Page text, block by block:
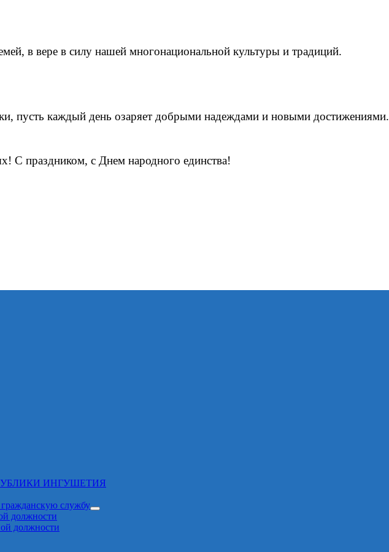
в вере в силу нашей многонациональной культуры и традиций.
пусть каждый день озаряет добрыми надеждами и новыми достижениями.
С праздником, с Днем народного единства!
ИНГУШЕТИЯ
службу
должности
должности